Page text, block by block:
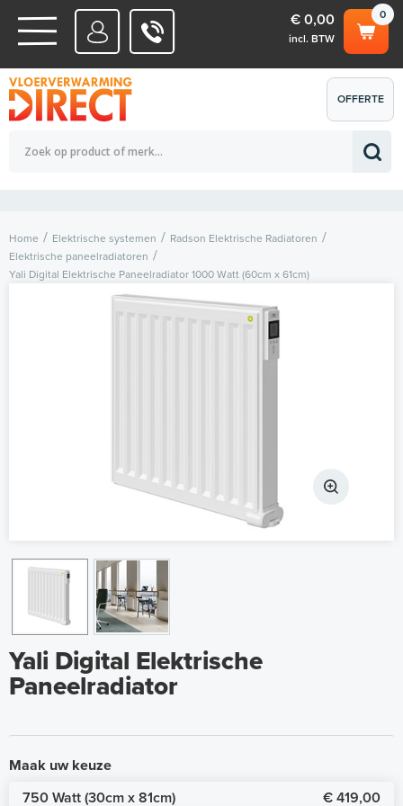
WATERSYSTEMEN
ELEKTRISCHE SYSTEMEN
0
€ 0,00
incl. BTW
Totaalbedrag (incl. BTW) € 0,00
OFFERTE
AANVRAGEN
Home Elektrische systemen
Radson Elektrische Radiatoren
Elektrische paneelradiatoren
Yali Digital Elektrische Paneelradiator 1000 Watt (60cm x 61cm)
Yali Digital Elektrische
Paneelradiator
Maak uw keuze
750 Watt (30cm x 81cm)
€ 419,00